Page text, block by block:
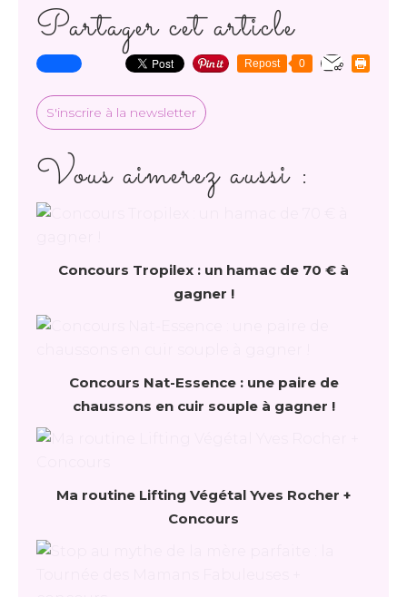
Partager cet article
Repost 0
S'inscrire à la newsletter
Vous aimerez aussi :
Concours Tropilex : un hamac de 70 € à
gagner !
Concours Nat-Essence : une paire de
chaussons en cuir souple à gagner !
Ma routine Lifting Végétal Yves Rocher +
Concours